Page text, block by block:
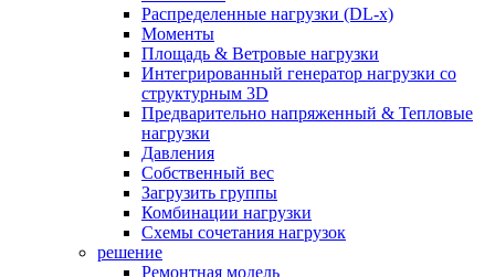
Распределенные нагрузки (DL-х)
Моменты
Площадь & Ветровые нагрузки
Интегрированный генератор нагрузки со
структурным 3D
Предварительно напряженный & Тепловые
нагрузки
Давления
Собственный вес
Загрузить группы
Комбинации нагрузки
Схемы сочетания нагрузок
решение
Ремонтная модель